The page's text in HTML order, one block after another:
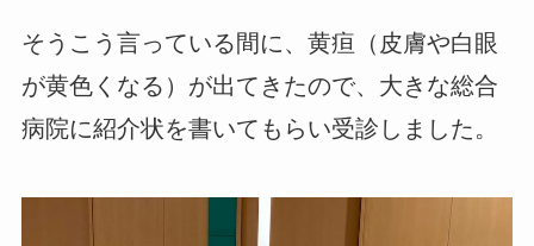
そうこう言っている間に、黄疸（皮膚や白眼
が黄色くなる）が出てきたので、大きな総合
病院に紹介状を書いてもらい受診しました。